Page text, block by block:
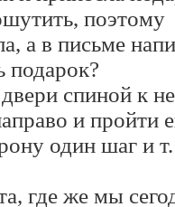
поэтому
а в письме
подарок?
спиной к
и пройти
один шаг и
где же мы